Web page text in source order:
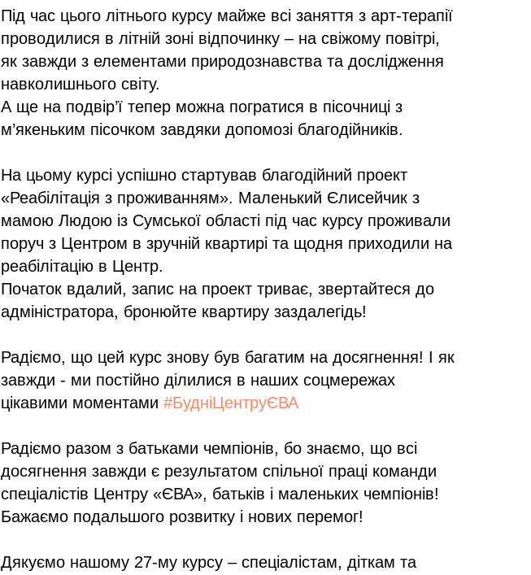
Під час цього літнього курсу майже всі заняття з арт-терапії
проводилися в літній зоні відпочинку – на свіжому повітрі,
як завжди з елементами природознавства та дослідження
навколишнього світу.
А ще на подвір’ї тепер можна погратися в пісочниці з
м’якеньким пісочком завдяки допомозі благодійників.
На цьому курсі успішно стартував благодійний проект
«Реабілітація з проживанням». Маленький Єлисейчик з
мамою Людою із Сумської області під час курсу проживали
поруч з Центром в зручній квартирі та щодня приходили на
реабілітацію в Центр.
Початок вдалий, запис на проект триває, звертайтеся до
адміністратора, бронюйте квартиру заздалегідь!
Радіємо, що цей курс знову був багатим на досягнення! І як
завжди - ми постійно ділилися в наших соцмережах
цікавими моментами #БудніЦентруЄВА
Радіємо разом з батьками чемпіонів, бо знаємо, що всі
досягнення завжди є результатом спільної праці команди
спеціалістів Центру «ЄВА», батьків і маленьких чемпіонів!
Бажаємо подальшого розвитку і нових перемог!
Дякуємо нашому 27-му курсу – спеціалістам, діткам та